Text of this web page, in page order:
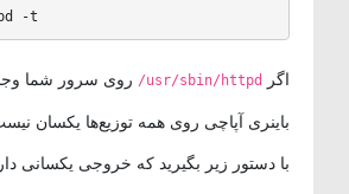
-t
اگر/usr/sbin/httpdروی سرور شما وجود
باینری آپاچی روی همه توزیع‌ها یکسان
با دستور زیر بگیرید که خروجی یکسانی دارد: